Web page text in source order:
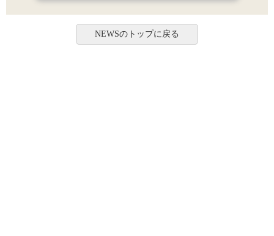
NEWSのトップに戻る